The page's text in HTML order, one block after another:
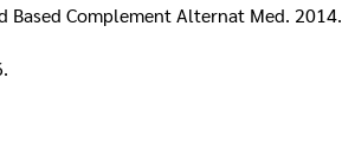
Based Complement Alternat Med. 2014.